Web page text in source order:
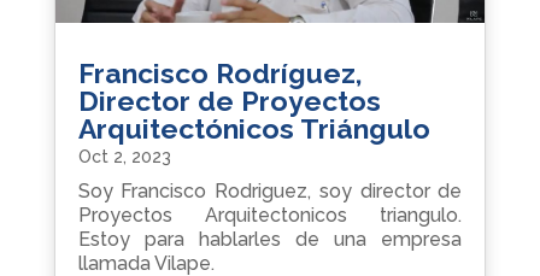
Francisco Rodríguez,
Director de Proyectos
Arquitectónicos Triángulo
Oct 2, 2023
Soy Francisco Rodriguez, soy director de
Proyectos Arquitectonicos triangulo.
Estoy para hablarles de una empresa
llamada Vilape.